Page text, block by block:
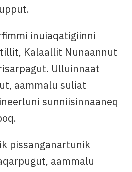
inuiaqatigiinni
Kalaallit Nunaannut
Ulluinnaat
aammalu suliat
sunniisinnaaneq
pissanganartunik
aammalu